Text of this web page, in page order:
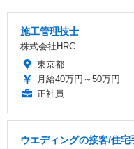
施工管理技士
株式会社HRC
東京都
月給40万円～50万円
正社員
ウエディングの接客/住宅